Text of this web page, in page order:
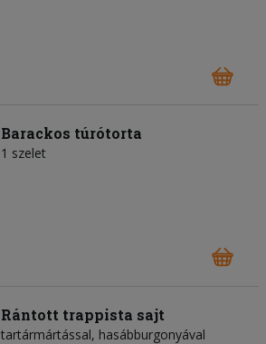
Barackos túrótorta
1 szelet
Rántott trappista sajt
tartármártással, hasábburgonyával